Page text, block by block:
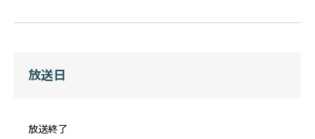
放送日
放送終了